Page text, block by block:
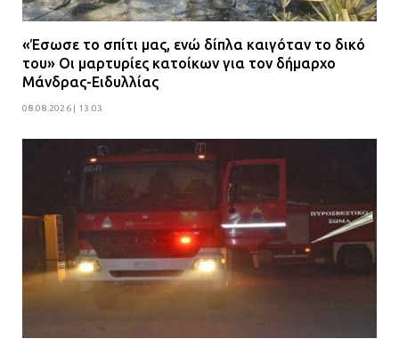
«Έσωσε το σπίτι μας, ενώ δίπλα καιγόταν το δικό
του» Οι μαρτυρίες κατοίκων για τον δήμαρχο
Μάνδρας-Ειδυλλίας
08.08.2026 | 13:03